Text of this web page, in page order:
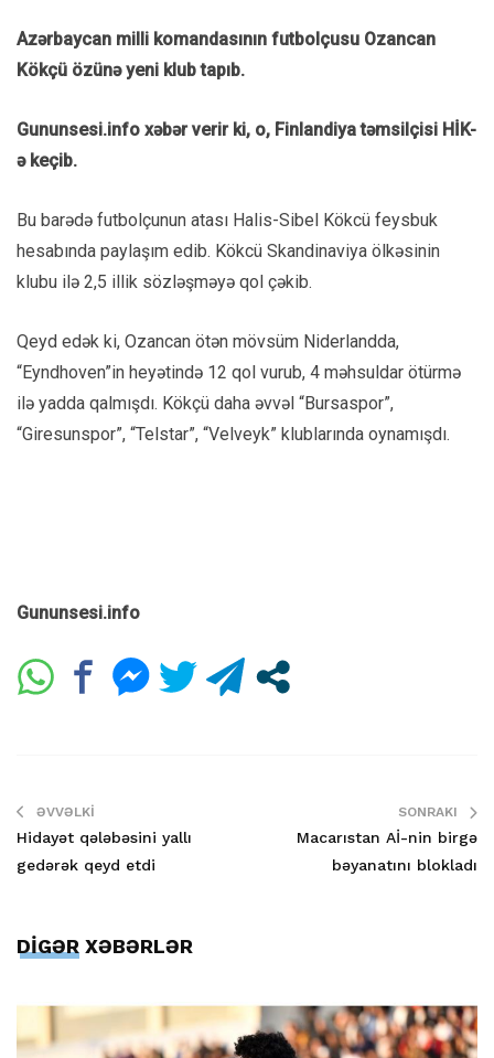
Azərbaycan milli komandasının futbolçusu Ozancan
Kökçü özünə yeni klub tapıb.
Gununsesi.info xəbər verir ki, o, Finlandiya təmsilçisi HİK-
ə keçib.
Bu barədə futbolçunun atası Halis-Sibel Kökcü feysbuk
hesabında paylaşım edib. Kökcü Skandinaviya ölkəsinin
klubu ilə 2,5 illik sözləşməyə qol çəkib.
Qeyd edək ki, Ozancan ötən mövsüm Niderlandda,
“Eyndhoven”in heyətində 12 qol vurub, 4 məhsuldar ötürmə
ilə yadda qalmışdı. Kökçü daha əvvəl “Bursaspor”,
“Giresunspor”, “Telstar”, “Velveyk” klublarında oynamışdı.
Gununsesi.info
ƏVVƏLKI
Hidayət qələbəsini yallı
gedərək qeyd etdi
SONRAKI
Macarıstan Aİ-nin birgə
bəyanatını blokladı
DİGƏR XƏBƏRLƏR